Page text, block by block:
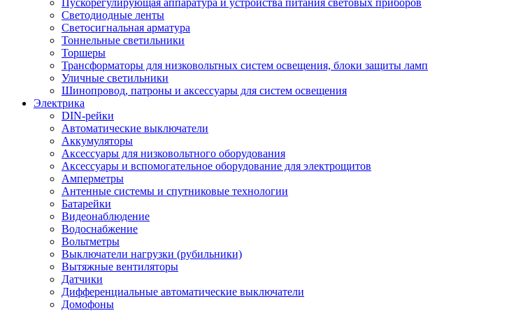
Светодиодные ленты
Светосигнальная арматура
Тоннельные светильники
Торшеры
Трансформаторы для низковольтных систем освещения, блоки защиты ламп
Уличные светильники
Шинопровод, патроны и аксессуары для систем освещения
Электрика
DIN-рейки
Автоматические выключатели
Аккумуляторы
Аксессуары для низковольтного оборудования
Аксессуары и вспомогательное оборудование для электрощитов
Амперметры
Антенные системы и спутниковые технологии
Батарейки
Видеонаблюдение
Водоснабжение
Вольтметры
Выключатели нагрузки (рубильники)
Вытяжные вентиляторы
Датчики
Дифференциальные автоматические выключатели
Домофоны